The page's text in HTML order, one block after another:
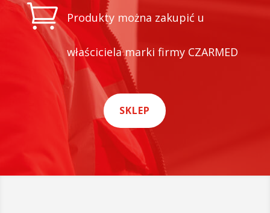
 Produkty można zakupić u
właściciela marki firmy CZARMED
SKLEP